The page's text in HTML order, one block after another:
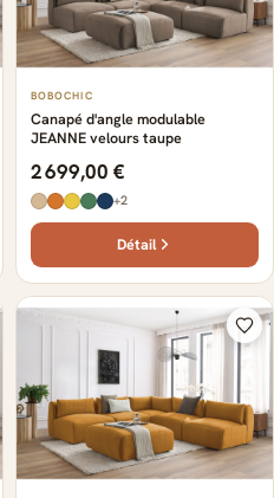
BOBOCHIC
Canapé d'angle modulable
JEANNE velours taupe
2 699,00 €
+2
Détail